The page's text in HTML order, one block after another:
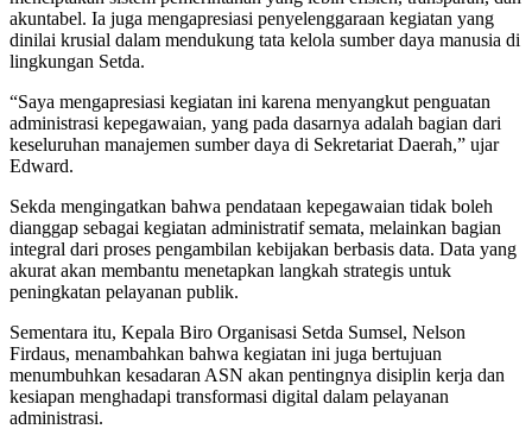
akuntabel. Ia juga mengapresiasi penyelenggaraan kegiatan yang
dinilai krusial dalam mendukung tata kelola sumber daya manusia di
lingkungan Setda.
“Saya mengapresiasi kegiatan ini karena menyangkut penguatan
administrasi kepegawaian, yang pada dasarnya adalah bagian dari
keseluruhan manajemen sumber daya di Sekretariat Daerah,” ujar
Edward.
Sekda mengingatkan bahwa pendataan kepegawaian tidak boleh
dianggap sebagai kegiatan administratif semata, melainkan bagian
integral dari proses pengambilan kebijakan berbasis data. Data yang
akurat akan membantu menetapkan langkah strategis untuk
peningkatan pelayanan publik.
Sementara itu, Kepala Biro Organisasi Setda Sumsel, Nelson
Firdaus, menambahkan bahwa kegiatan ini juga bertujuan
menumbuhkan kesadaran ASN akan pentingnya disiplin kerja dan
kesiapan menghadapi transformasi digital dalam pelayanan
administrasi.